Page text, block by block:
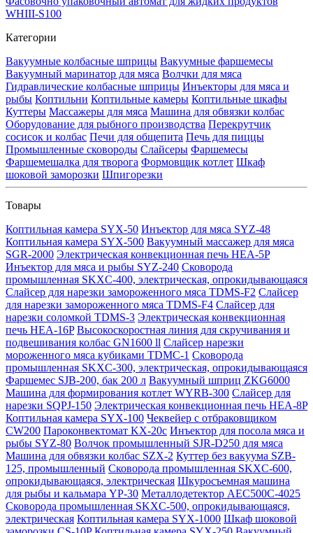
WHIII-S100
Категории
Вакуумные колбасные шприцы Вакуумные фаршемесы
Вакуумный маринатор для мяса Волчки для мяса
Гидравлические колбасные шприцы Инъекторы для мяса и
рыбы Коптильни Коптильные камеры Коптильные шкафы
Куттеры Массажеры для мяса Машина для обвязки колбас
Оборудование для рыбного производства Перекрутчик
сосисок и колбас Печи для общепита Печь для пиццы
Промышленные сковороды Слайсеры Фаршемесы
Фаршемешалка для творога Формовщик котлет Шкаф
шоковой заморозки Шпигорезки
Товары
Коптильная камера SYX-50 Инъектор для мяса SYZ-48
Коптильная камера SYX-500 Вакуумный массажер для мяса
SGR-2000 Электрическая конвекционная печь HEA-5P
Инъектор для мяса и рыбы SYZ-240 Сковорода
промышленная SKXC-400, электрическая, опрокидывающаяся
Слайсер для нарезки замороженного мяса TDMS-F2 Слайсер
для нарезки замороженного мяса TDMS-F4 Слайсер для
нарезки соломкой TDMS-3 Электрическая конвекционная
печь HEA-16P Высокоскоростная линия для скручивания и
подвешивания колбас GN1600 ll Слайсер нарезки
мороженного мяса кубиками TDMC-1 Сковорода
промышленная SKXC-300, электрическая, опрокидывающаяся
Фаршемес SJB-200, бак 200 л Вакуумный шприц ZKG6000
Машина для формирования котлет WYRB-300 Слайсер для
нарезки SQPJ-150 Электрическая конвекционная печь HEA-8P
Коптильная камера SYX-100 Чеквейер с отбраковщиком
CW200 Пароконвектомат KX-20c Инъектор для посола мяса и
рыбы SYZ-80 Волчок промышленный SJR-D250 для мяса
Машина для обвязки колбас SZX-2 Куттер без вакуума SZB-
125, промышленный Сковорода промышленная SKXC-600,
опрокидывающаяся, электрическая Шкуросъемная машина
для рыбы и кальмара YP-30 Металлодетектор AEC500C-4025
Сковорода промышленная SKXC-500, опрокидывающаяся,
электрическая Коптильная камера SYX-1000 Шкаф шоковой